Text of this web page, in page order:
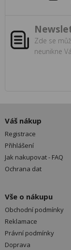
Zde se
neunikne
Váš nákup
Registrace
Přihlášení
Jak nakupovat - FAQ
Ochrana dat
Vše o nákupu
Obchodní podmínky
Reklamace
Právní podmínky
Doprava